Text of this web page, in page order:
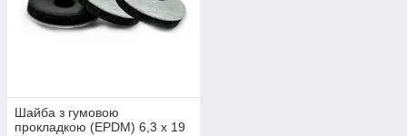
Шайба з гумовою
прокладкою (EPDM) 6,3 х 19